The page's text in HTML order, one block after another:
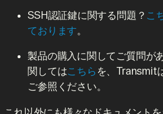
SSH認証鍵に関する問題？ こ
ております。
製品の購入に関してご質問が
関してはこちら を、Transmit
ご参照ください。
これ以外にも様々なドキュメント